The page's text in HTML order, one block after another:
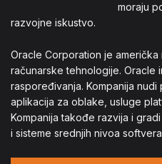
moraju
razvojne iskustvo.
Oracle Corporation je
računarske tehnologije. Oracle
raspoređivanja. Kompanija
aplikacija za oblake, usluge
Kompanija takođe razvija i
i sisteme srednjih nivoa